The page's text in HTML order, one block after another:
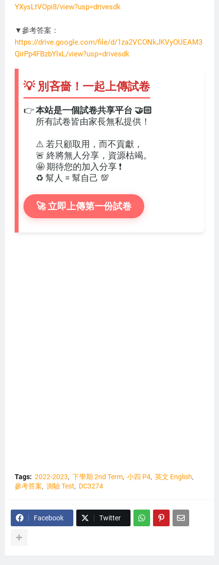
YXysLtVOpi8/view?usp=drivesdk
▼參考答案：
https://drive.google.com/file/d/1za2VCONkJKVyOUEAM3
QirPp4FBzbYlxL/view?usp=drivesdk
💡 別吝嗇！一起上傳試卷
本站是一個試卷共享平台 🤝🏻
👉
所有試卷皆由家長無私提供！
⚠️ 若只顧取用，而不貢獻，
🚨 終將無人分享，資源枯竭。
🤩 期待您的加入分享 ❗
♻️ 幫人 = 幫自己 💯
🚀 立即上傳第一份試卷
Tags: 2022-2023 下學期 2nd Term 小四 P4 英文 English
參考答案
測驗 Test DC3274
Facebook Twitter